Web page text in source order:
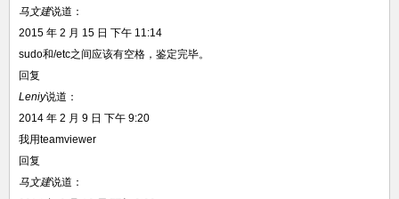
马文建说道：
2015 年 2 月 15 日 下午 11:14
sudo和/etc之间应该有空格，鉴定完毕。
回复
Leniy说道：
2014 年 2 月 9 日 下午 9:20
我用teamviewer
回复
马文建说道：